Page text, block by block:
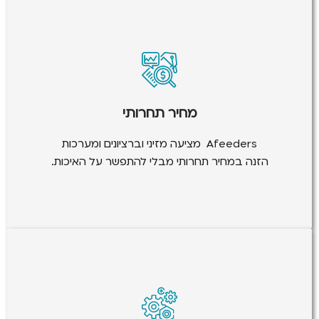
מחיר תחרותי
Afeeders מציעה מזיני וברציונים ומערכות
הזנה במחיר תחרותי מבלי להתפשר על האיכות.
Afeeders מציעה מזיני וברציונים ומערכות הזנה
במחיר תחרותי מבלי להתפשר על האיכות. עם
תמחור שקוף, פתרונות מותאמים אישית ושירותים
יזומות, Afeeders מבטיחה עלות נוחה ושביעות